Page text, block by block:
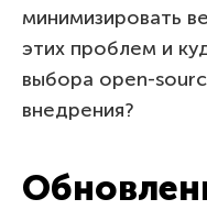
минимизировать
этих проблем и
выбора open-
внедрения?